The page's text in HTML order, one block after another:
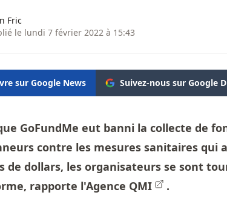
Fric
le lundi 7 février 2022 à 15:43
sur Google News Suivez-nous sur Google
GoFundMe eut banni la collecte de
contre les mesures sanitaires qui
de dollars, les organisateurs se sont
rapporte l'Agence QMI .